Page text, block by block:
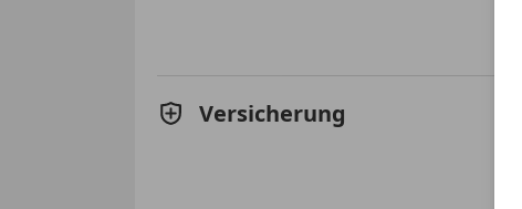
Versicherung